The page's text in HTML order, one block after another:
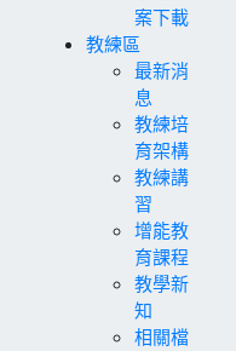
案下載
教練區
最新消
息
教練培
育架構
教練講
習
增能教
育課程
教學新
知
相關檔